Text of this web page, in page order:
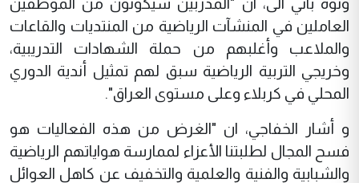
ونوه باني الى، ان "المدربين سيكونون من الموظفين
العاملين في المنشآت الرياضية من المنتديات والقاعات
والملاعب وأغلبهم من حملة الشهادات التدريبية،
وخريجي التربية الرياضية سبق لهم تمثيل أندية الدوري
المحلي في كربلاء وعلى مستوى العراق".
و أشار الخفاجي، ان "الغرض من هذه الفعاليات هو
فسح المجال لطلبتنا الأعزاء لممارسة هواياتهم الرياضية
والشبابية والفنية والعلمية والتخفيف عن كاهل العوائل